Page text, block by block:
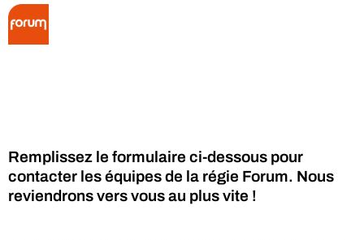
Remplissez le formulaire ci-dessous pour
contacter les équipes de la régie Forum. Nous
reviendrons vers vous au plus vite !